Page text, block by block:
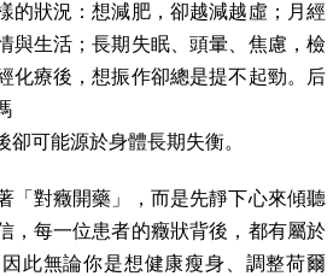
的狀況：想減肥，卻越減越虛；月經
與生活；長期失眠、頭暈、焦慮，檢
化療後，想振作卻總是提不起勁。后
可能源於身體長期失衡。
「對癥開藥」，而是先靜下心來傾聽
，每一位患者的癥狀背後，都有屬於
此無論你是想健康瘦身、調整荷爾